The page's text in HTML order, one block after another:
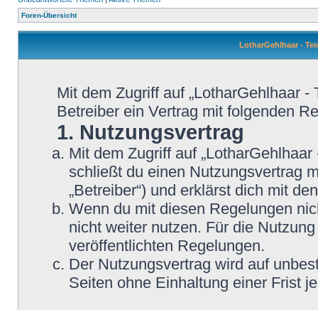
Foren-Übersicht
LotharGehlhaar -
Mit dem Zugriff auf „LotharGehlhaar
Betreiber ein Vertrag mit folgenden
1. Nutzungsvertrag
Mit dem Zugriff auf
schließt du einen Nutzungsvertrag
„Betreiber“) und erklärst dich mit
Wenn du mit diesen Regelungen
nicht weiter nutzen. Für die
veröffentlichten Regelungen.
Der Nutzungsvertrag wird auf
Seiten ohne Einhaltung einer Frist